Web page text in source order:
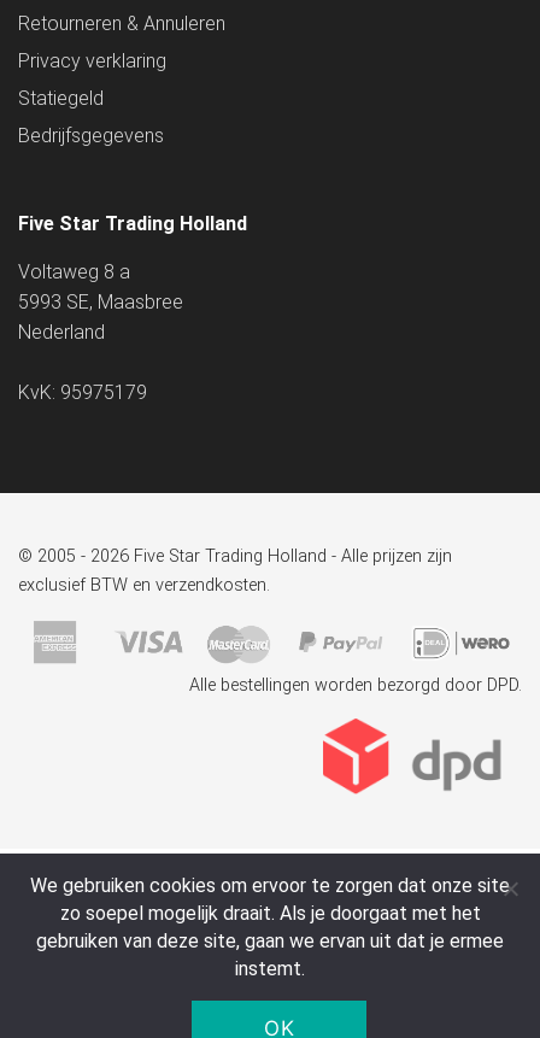
Retourneren & Annuleren
Privacy verklaring
Statiegeld
Bedrijfsgegevens
Five Star Trading Holland
Voltaweg 8 a
5993 SE, Maasbree
Nederland
KvK: 95975179
© 2005 - 2026 Five Star Trading Holland - Alle prijzen zijn
exclusief BTW en verzendkosten.
Alle bestellingen worden bezorgd door DPD.
We gebruiken cookies om ervoor te zorgen dat onze site
zo soepel mogelijk draait. Als je doorgaat met het
gebruiken van deze site, gaan we ervan uit dat je ermee
instemt.
OK